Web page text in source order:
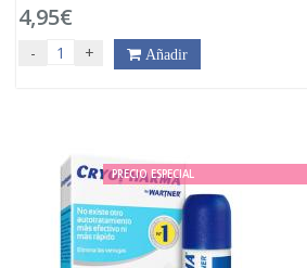
4,95€
- + Añadir
PRECIO ESPECIAL